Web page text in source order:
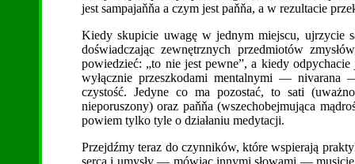
jest sampajaňňa a czym jest paňňa, a w rezultacie
Kiedy skupicie uwagę w jednym miejscu, ujrzycie
doświadczając zewnętrznych przedmiotów
powiedzieć: „to nie jest pewne”, a kiedy
wyłącznie przeszkodami mentalnymi — nivarana
czystość. Jedyne co ma pozostać, to sati
nieporuszony) oraz paňňa (wszechobejmująca
powiem tylko tyle o działaniu medytacji.
Przejdźmy teraz do czynników, które wspierają
serca i umysły — mówiąc innymi słowami —